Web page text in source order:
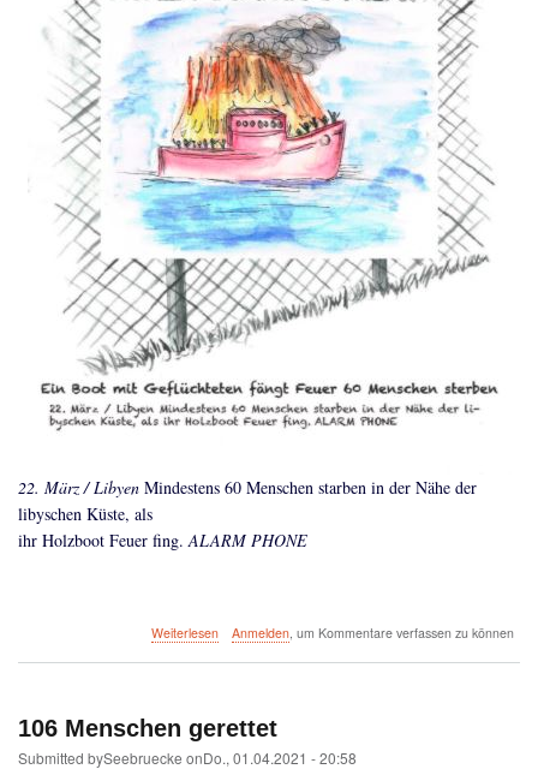
22. März / Libyen Mindestens 60 Menschen starben in der Nähe der
libyschen Küste, als
ihr Holzboot Feuer fing. ALARM PHONE
Weiterlesenüber
fängt
Feuer
Anmelden, um Kommentare verfassen zu können
106 Menschen gerettet
Submitted bySeebruecke onDo., 01.04.2021 - 20:58